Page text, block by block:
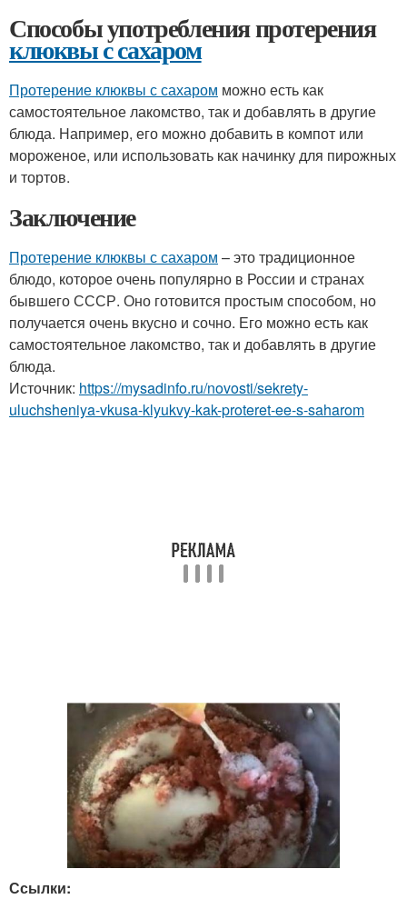
Способы употребления протерения
клюквы с сахаром
Протерение клюквы с сахаром можно есть как
самостоятельное лакомство, так и добавлять в другие
блюда. Например, его можно добавить в компот или
мороженое, или использовать как начинку для пирожных
и тортов.
Заключение
Протерение клюквы с сахаром – это традиционное
блюдо, которое очень популярно в России и странах
бывшего СССР. Оно готовится простым способом, но
получается очень вкусно и сочно. Его можно есть как
самостоятельное лакомство, так и добавлять в другие
блюда.
Источник: https://mysadinfo.ru/novosti/sekrety-
uluchsheniya-vkusa-klyukvy-kak-proteret-ee-s-saharom
Ссылки: